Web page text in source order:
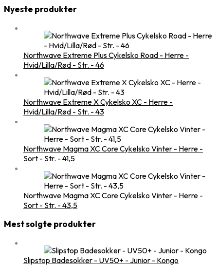
Nyeste produkter
Northwave Extreme Plus Cykelsko Road - Herre -
Hvid/Lilla/Rød - Str. - 46
Northwave Extreme X Cykelsko XC - Herre -
Hvid/Lilla/Rød - Str. - 43
Northwave Magma XC Core Cykelsko Vinter - Herre -
Sort - Str. - 41,5
Northwave Magma XC Core Cykelsko Vinter - Herre -
Sort - Str. - 43,5
Mest solgte produkter
Slipstop Badesokker - UV50+ - Junior - Kongo